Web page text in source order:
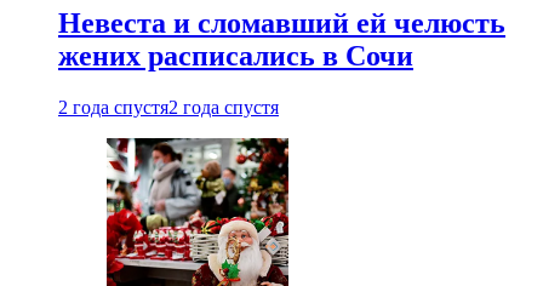
Невеста и сломавший ей челюсть
жених расписались в Сочи
2 года спустя2 года спустя